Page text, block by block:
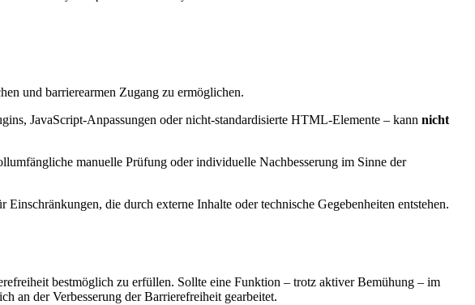
und barrierearmen Zugang zu ermöglichen.
JavaScript-Anpassungen oder nicht-standardisierte HTML-Elemente – kann nicht
manuelle Prüfung oder individuelle Nachbesserung im Sinne der
die durch externe Inhalte oder technische Gegebenheiten entstehen.
bestmöglich zu erfüllen. Sollte eine Funktion – trotz aktiver Bemühung – im
an der Verbesserung der Barrierefreiheit gearbeitet.